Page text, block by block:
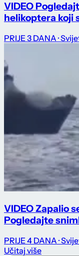
VIDEO
helikoptera koji
PRIJE 3 DANA ·
VIDEO Zapalio
Pogledajte
PRIJE 4 DANA ·
Učitaj više